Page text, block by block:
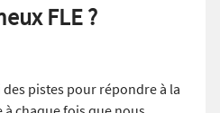
FLE ?
des pistes pour répondre à la